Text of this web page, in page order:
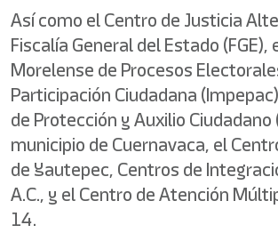
Así como el Centro de Justicia
Fiscalía General del Estado
Morelense de Procesos
Participación Ciudadana
de Protección y Auxilio Ciudadano
municipio de Cuernavaca, el
de Yautepec, Centros de
A.C., y el Centro de Atención
14.